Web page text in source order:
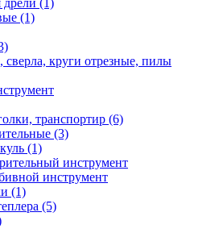
(1)
сверла, круги отрезные, пилы
транспортир (6)
(3)
(1)
инструмент
инструмент
(1)
(5)